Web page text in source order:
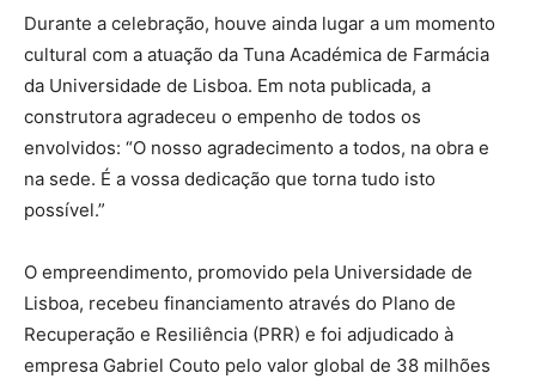
Durante a celebração, houve ainda lugar a um momento
cultural com a atuação da Tuna Académica de Farmácia
da Universidade de Lisboa. Em nota publicada, a
construtora agradeceu o empenho de todos os
envolvidos: “O nosso agradecimento a todos, na obra e
na sede. É a vossa dedicação que torna tudo isto
possível.”
O empreendimento, promovido pela Universidade de
Lisboa, recebeu financiamento através do Plano de
Recuperação e Resiliência (PRR) e foi adjudicado à
empresa Gabriel Couto pelo valor global de 38 milhões